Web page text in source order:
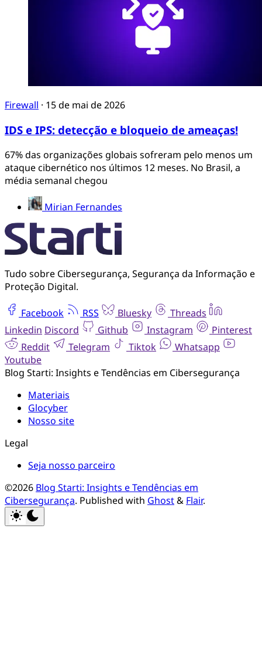
Firewall · 15 de mai de 2026
IDS e IPS: detecção e bloqueio de ameaças!
67% das organizações globais sofreram pelo menos um
ataque cibernético nos últimos 12 meses. No Brasil, a
média semanal chegou
Mirian Fernandes
Tudo sobre Cibersegurança, Segurança da Informação e
Proteção Digital.
Facebook RSS Bluesky
Threads
Linkedin Discord Github Instagram
Pinterest
Reddit
Telegram Tiktok
Whatsapp
Youtube
Blog Starti: Insights e Tendências em Cibersegurança
Materiais
Glocyber
Nosso site
Legal
Seja nosso parceiro
©2026 Blog Starti: Insights e Tendências em
Cibersegurança. Published with Ghost& Flair.